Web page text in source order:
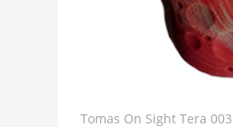
Tomas On Sight Tera 003